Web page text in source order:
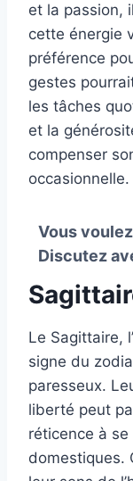
et la passion,
cette énergie
préférence
gestes
les tâches
et la
compenser
occasionnelle.
Vous
Discutez
Le Sagittaire,
signe du
paresseux.
liberté peut
réticence à
domestiques.